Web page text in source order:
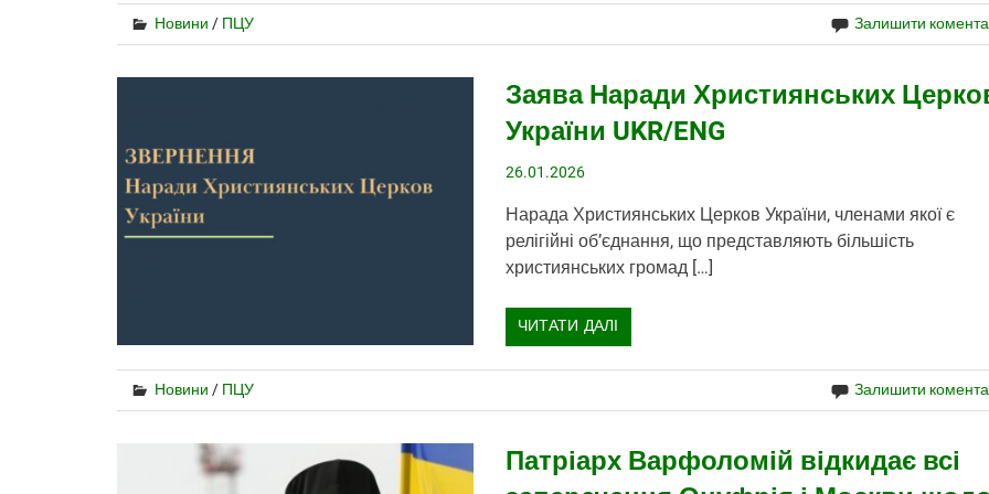
Новини / ПЦУ Залишити
Заява Наради Християнських
України UKR/ENG
26.01.2026
Нарада Християнських Церков України, членами якої є
релігійні об’єднання, що представляють більшість
християнських громад […]
ЧИТАТИ ДАЛІ
Новини / ПЦУ Залишити
Патріарх Варфоломій відкидає всі